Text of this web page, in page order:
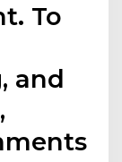
To
and